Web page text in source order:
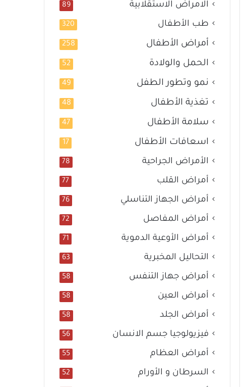
الامراض الاستقلابية 89
طب الأطفال 320
أمراض الأطفال 258
الحمل والولادة 52
نمو وتطور الطفل 49
تغذية الأطفال 48
سلامة الأطفال 47
اسعافات الأطفال 17
الأمراض الجراحية 78
أمراض القلب 77
أمراض الجهاز التناسلي 76
أمراض المفاصل 72
أمراض الأوعية الدموية 71
التحاليل المخبرية 63
أمراض جهاز التنفس 58
أمراض العين 58
أمراض الجلد 58
فيزيولوجيا جسم الانسان 56
أمراض العظام 55
السرطان و الأورام 52